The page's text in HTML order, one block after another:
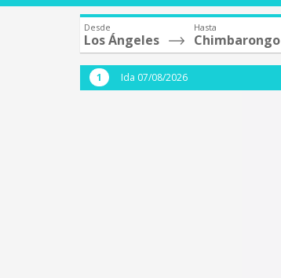
Desde
Los Ángeles
Hasta
Chimbarongo
Ida 07/08/2026